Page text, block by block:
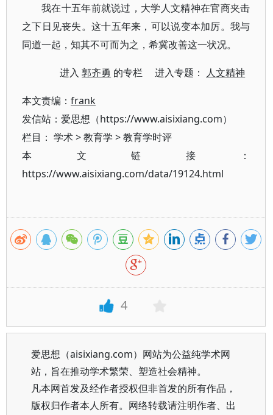
我在十五年前就说过，大学人文精神在官商夹击
之下日见丧失。这十五年来，可以说变本加厉。我与
同道一起，知其不可而为之，希冀改善这一状况。
进入郭齐勇 的专栏 进入专题： 人文精神
本文责编： frank
发信站：爱思想（https://www.aisixiang.com）
栏目： 学术>教育学 >教育学时评
本文链接：
https://www.aisixiang.com/data/19124.html
4
爱思想（aisixiang.com）网站为公益纯学术网
站，旨在推动学术繁荣、塑造社会精神。
凡本网首发及经作者授权但非首发的所有作品，
版权归作者本人所有。网络转载请注明作者、出